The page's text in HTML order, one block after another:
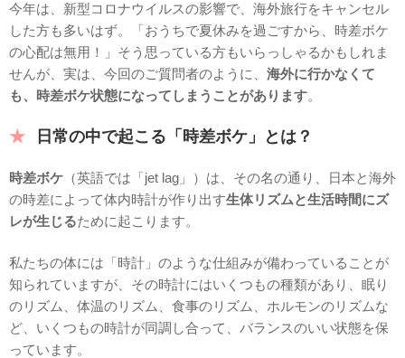
今年は、新型コロナウイルスの影響で、海外旅行をキャンセル
した方も多いはず。「おうちで夏休みを過ごすから、時差ボケ
の心配は無用！」そう思っている方もいらっしゃるかもしれま
せんが、実は、今回のご質問者のように、 海外に行かなくて
も、時差ボケ状態になってしまうことがあります。
日常の中で起こる「時差ボケ」とは？
時差ボケ （英語では「jet lag」）は、その名の通り、日本と海外
の時差によって体内時計が作り出す生体リズムと生活時間にズ
レが生じるために起こります。
私たちの体には「時計」のような仕組みが備わっていることが
知られていますが、その時計にはいくつもの種類があり、眠り
のリズム、体温のリズム、食事のリズム、ホルモンのリズムな
ど、いくつもの時計が同調し合って、バランスのいい状態を保
っています。